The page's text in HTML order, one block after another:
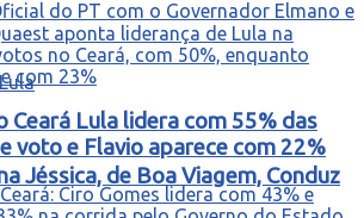
Jéssica, de Boa Viagem, Conduz
Ceará Lula lidera com 55% das
voto e Flavio aparece com 22%